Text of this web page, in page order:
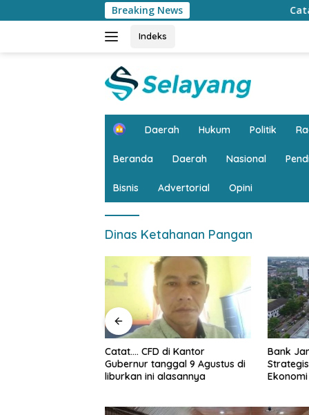
ke
Breaking News Catat…. CFD di
Indeks
H
e
Daerah Hukum Politik
Beranda Daerah Nasional
Bisnis Advertorial Opini
Dinas Ketahanan Pangan
Bank Jambi Dinilai Punya Peran
Strategis Menggerakkan
Ekonomi Jambi
Mobil
yang